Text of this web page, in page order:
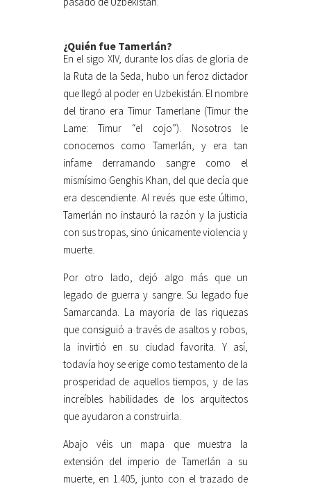
¿Quién fue Tamerlán?
En el sigo XIV, durante los días de gloria de
la Ruta de la Seda, hubo un feroz dictador
que llegó al poder en Uzbekistán. El nombre
del tirano era Timur Tamerlane (Timur the
Lame: Timur “el cojo”). Nosotros le
conocemos como Tamerlán, y era tan
infame derramando sangre como el
mismísimo Genghis Khan, del que decía que
era descendiente. Al revés que este último,
Tamerlán no instauró la razón y la justicia
con sus tropas, sino únicamente violencia y
muerte.
Por otro lado, dejó algo más que un
legado de guerra y sangre. Su legado fue
Samarcanda. La mayoría de las riquezas
que consiguió a través de asaltos y robos,
la invirtió en su ciudad favorita. Y así,
todavía hoy se erige como testamento de la
prosperidad de aquellos tiempos, y de las
increíbles habilidades de los arquitectos
que ayudaron a construirla.
Abajo véis un mapa que muestra la
extensión del imperio de Tamerlán a su
muerte, en 1.405, junto con el trazado de